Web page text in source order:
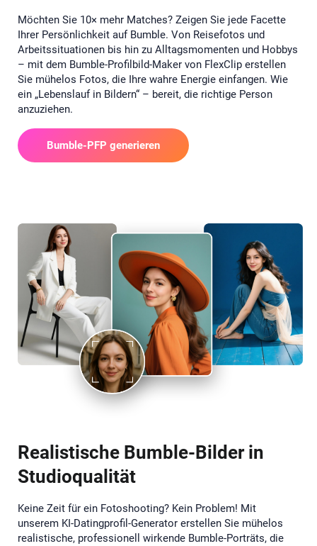
Möchten Sie 10× mehr Matches? Zeigen Sie jede Facette
Ihrer Persönlichkeit auf Bumble. Von Reisefotos und
Arbeitssituationen bis hin zu Alltagsmomenten und Hobbys
– mit dem Bumble-Profilbild-Maker von FlexClip erstellen
Sie mühelos Fotos, die Ihre wahre Energie einfangen. Wie
ein „Lebenslauf in Bildern“ – bereit, die richtige Person
anzuziehen.
Bumble-PFP generieren
Realistische Bumble-Bilder in
Studioqualität
Keine Zeit für ein Fotoshooting? Kein Problem! Mit
unserem KI-Datingprofil-Generator erstellen Sie mühelos
realistische, professionell wirkende Bumble-Porträts, die